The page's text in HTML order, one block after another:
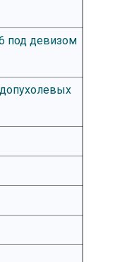
под девизом